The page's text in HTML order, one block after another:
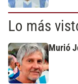
Lo más
Murió